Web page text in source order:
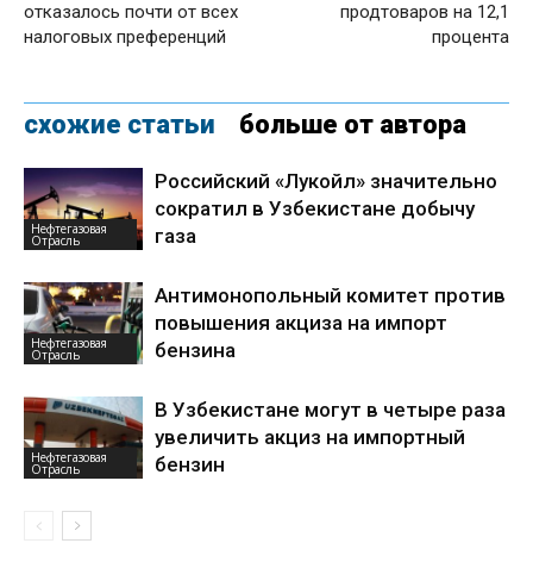
отказалось почти от всех
налоговых преференций
продтоваров на 12,1
процента
схожие статьи больше от автора
Нефтегазовая
Отрасль
Российский «Лукойл» значительно
сократил в Узбекистане добычу
газа
Нефтегазовая
Отрасль
Антимонопольный комитет против
повышения акциза на импорт
бензина
Нефтегазовая
Отрасль
В Узбекистане могут в четыре раза
увеличить акциз на импортный
бензин